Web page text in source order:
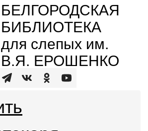
БЕЛГОРОДСКАЯ
БИБЛИОТЕКА
для слепых им.
В.Я. ЕРОШЕНКО